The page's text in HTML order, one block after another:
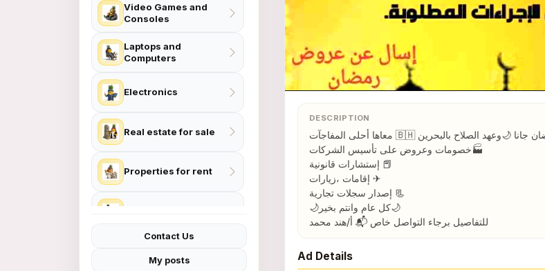
Video Games and
Consoles
Laptops and
Computers
Electronics
Real estate for sale
Properties for rent
Contact Us
My posts
DESCRIPTION
رمضان جانا 🌙وعهد الصلاح بالبحرين ⁦🇧🇭⁩ معاها أحلى المفاجآت 🎁🎁
خصومات وعروض على تأسيس الشركات🏭
إستشارات قانونية 📕
إقامات ،زيارات ✈
إصدار سجلات تجارية 📃
🌙كل عام وانتم بخير🌙
للتفاصيل برجاء التواصل خاص 📬 أ/هند محمد
Ad Details